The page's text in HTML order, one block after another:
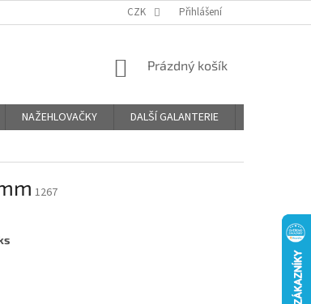
PODMÍNKY OCHRANY OSOBNÍCH ÚDAJŮ
CZK Přihlášení
NÁKUPNÍ
Prázdný košík
NAŽEHLOVAČKY DALŠÍ GALANTERIE
1267